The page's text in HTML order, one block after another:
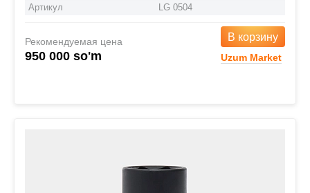
Артикул LG 0504
Рекомендуемая цена
950 000 so'm
В корзину
Uzum Market